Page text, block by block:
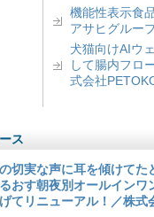
機能性表示食
アサヒグルー
犬猫向けAIウ
して腸内フロ
式会社
ス
切実な声に耳を傾けて
おす朝夜別オールイン
てリニューアル！／株式